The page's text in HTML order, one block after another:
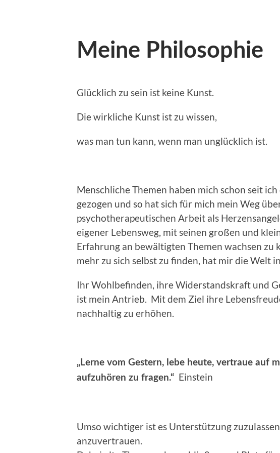
Meine Philosophie
Glücklich zu sein ist keine Kunst.
Die wirkliche Kunst ist zu wissen,
was man tun kann, wenn man
Menschliche Themen haben mich schon seit
gezogen und so hat sich für mich mein Weg
psychotherapeutischen Arbeit als
eigener Lebensweg, mit seinen großen und
Erfahrung an bewältigten Themen wachsen zu
mehr zu sich selbst zu finden, hat mir die Welt
Ihr Wohlbefinden, ihre Widerstandskraft und
ist mein Antrieb. Mit dem Ziel ihre
nachhaltig zu erhöhen.
„Lerne vom Gestern, lebe heute, vertraue auf
aufzuhören zu fragen.“ Einstein
Umso wichtiger ist es Unterstützung
anzuvertrauen.